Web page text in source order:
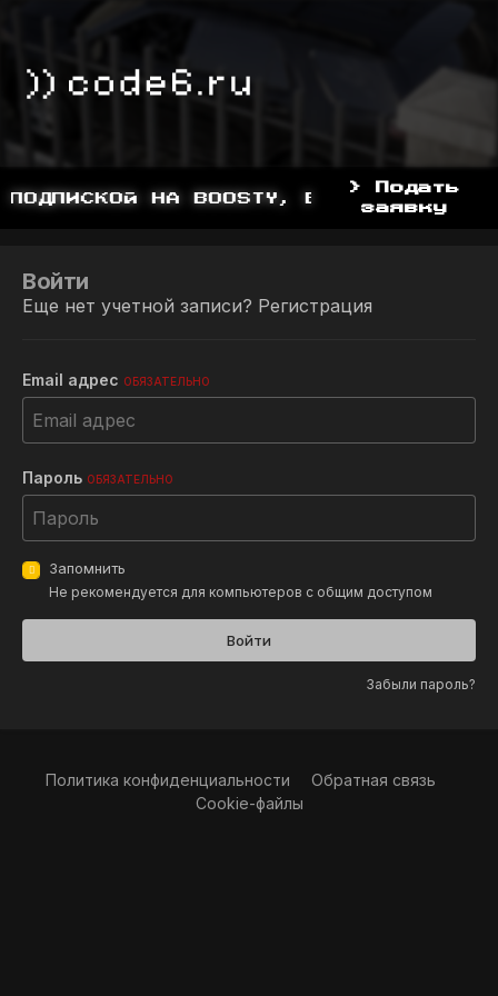
НА BOOSTY, BOOSTY.TO/YDDY
> Подать
заявку
Войти
Еще нет учетной записи? Регистрация
Email адрес ОБЯЗАТЕЛЬНО
Пароль ОБЯЗАТЕЛЬНО
Запомнить
Не рекомендуется для компьютеров с общим доступом
Войти
Забыли пароль?
Политика конфиденциальности
Обратная связь
Cookie-файлы